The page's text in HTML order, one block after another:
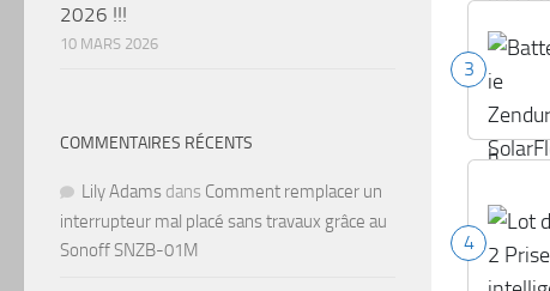
3
4
2026 !!!
10 MARS 2026
COMMENTAIRES RÉCENTS
Lily Adams dans Comment remplacer un
interrupteur mal placé sans travaux grâce au
Sonoff SNZB-01M